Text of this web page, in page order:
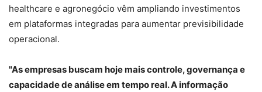
healthcare e agronegócio vêm ampliando investimentos
em plataformas integradas para aumentar previsibilidade
operacional.
"As empresas buscam hoje mais controle, governança e
capacidade de análise em tempo real. A informação